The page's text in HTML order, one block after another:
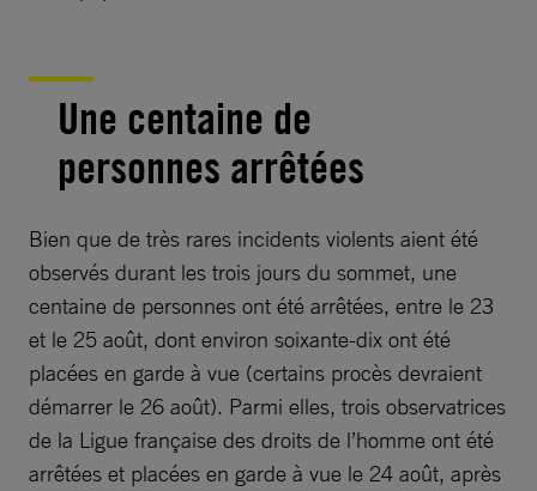
Une centaine de
personnes arrêtées
Bien que de très rares incidents violents aient été
observés durant les trois jours du sommet, une
centaine de personnes ont été arrêtées, entre le 23
et le 25 août, dont environ soixante-dix ont été
placées en garde à vue (certains procès devraient
démarrer le 26 août). Parmi elles, trois observatrices
de la Ligue française des droits de l’homme ont été
arrêtées et placées en garde à vue le 24 août, après